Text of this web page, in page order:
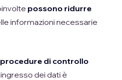
possono ridurre
informazioni necessarie
procedure di controllo
dei dati è